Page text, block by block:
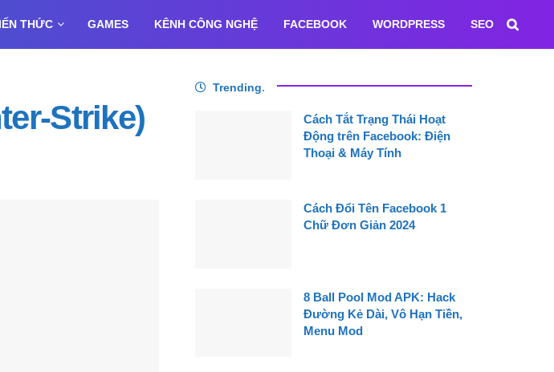
THỨC GAMES KÊNH CÔNG NGHỆ FACEBOOK WORDPRESS SEO
Strike)
Trending.
Cách Tắt Trạng Thái Hoạt
Động trên Facebook: Điện
Thoại & Máy Tính
Cách Đổi Tên Facebook 1
Chữ Đơn Giản 2024
8 Ball Pool Mod APK: Hack
Đường Kẻ Dài, Vô Hạn Tiền,
Menu Mod